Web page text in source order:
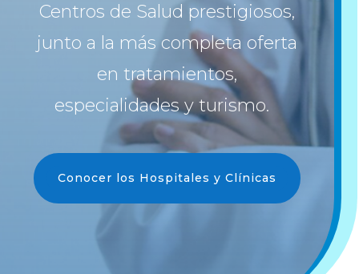
Centros de Salud prestigiosos,
junto a la más completa oferta
en tratamientos,
especialidades y turismo.
Conocer los Hospitales y Clínicas